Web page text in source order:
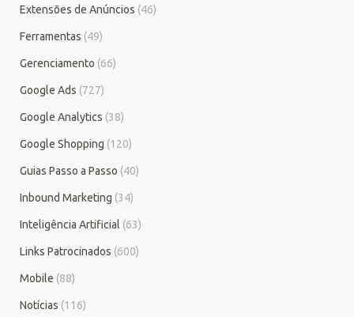
Extensões de Anúncios (46)
Ferramentas (49)
Gerenciamento (66)
Google Ads (727)
Google Analytics (38)
Google Shopping (120)
Guias Passo a Passo (40)
Inbound Marketing (34)
Inteligência Artificial (63)
Links Patrocinados (600)
Mobile (88)
Notícias (116)